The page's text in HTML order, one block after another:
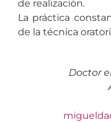
de realización.
La práctica
de la técnica
Doctor